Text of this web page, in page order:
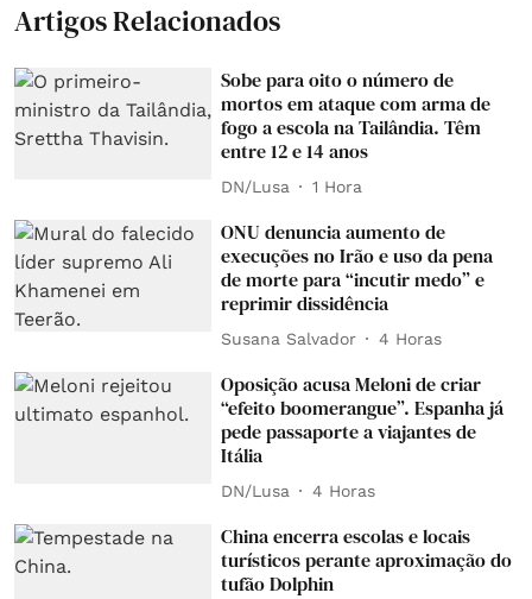
Artigos Relacionados
Sobe para oito o número de
mortos em ataque com arma de
fogo a escola na Tailândia. Têm
entre 12 e 14 anos
DN/Lusa 1 Hora
ONU denuncia aumento de
execuções no Irão e uso da pena
de morte para “incutir medo” e
reprimir dissidência
Susana Salvador 4 Horas
Oposição acusa Meloni de criar
“efeito boomerangue”. Espanha já
pede passaporte a viajantes de
Itália
DN/Lusa 4 Horas
China encerra escolas e locais
turísticos perante aproximação do
tufão Dolphin